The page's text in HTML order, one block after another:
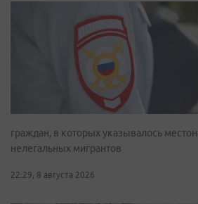
граждан, в которых указывалось
нелегальных мигрантов
22:29, 8 августа 2026